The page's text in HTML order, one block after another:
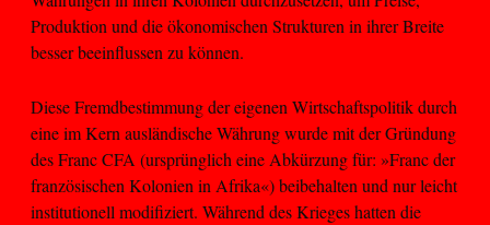
Produktion und die ökonomischen Strukturen in ihrer Breite
besser beeinflussen zu können.
Diese Fremdbestimmung der eigenen Wirtschaftspolitik durch
eine im Kern ausländische Währung wurde mit der Gründung
des Franc CFA (ursprünglich eine Abkürzung für: »Franc der
französischen Kolonien in Afrika«) beibehalten und nur leicht
institutionell modifiziert. Während des Krieges hatten die